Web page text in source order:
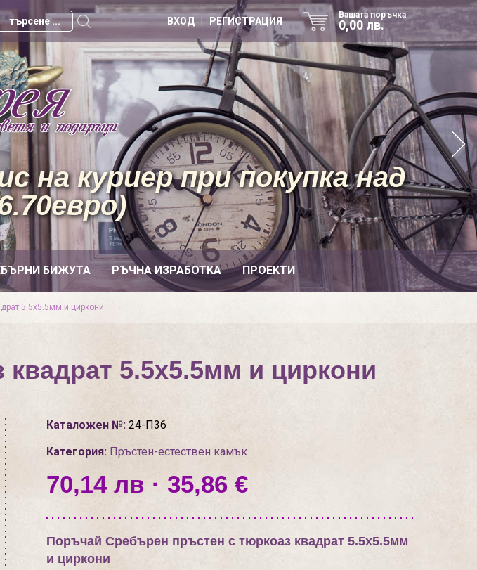
Вашата поръчка
0,00 лв.
ВХОД | РЕГИСТРАЦИЯ
БИЖУТА РЪЧНА ИЗРАБОТКА ПРОЕКТИ
на куриер при покупка над
5.5х5.5мм и циркони
5.5х5.5мм и циркони
Каталожен №:24-П36
Категория: Пръстен-естествен камък
70,14 лв · 35,86 €
Поръчай Сребърен пръстен с тюркоаз квадрат 5.5х5.5мм
и циркони